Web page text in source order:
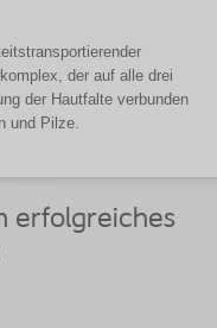
der auf alle drei
der Hautfalte verbunden
und Pilze.
erfolgreiches